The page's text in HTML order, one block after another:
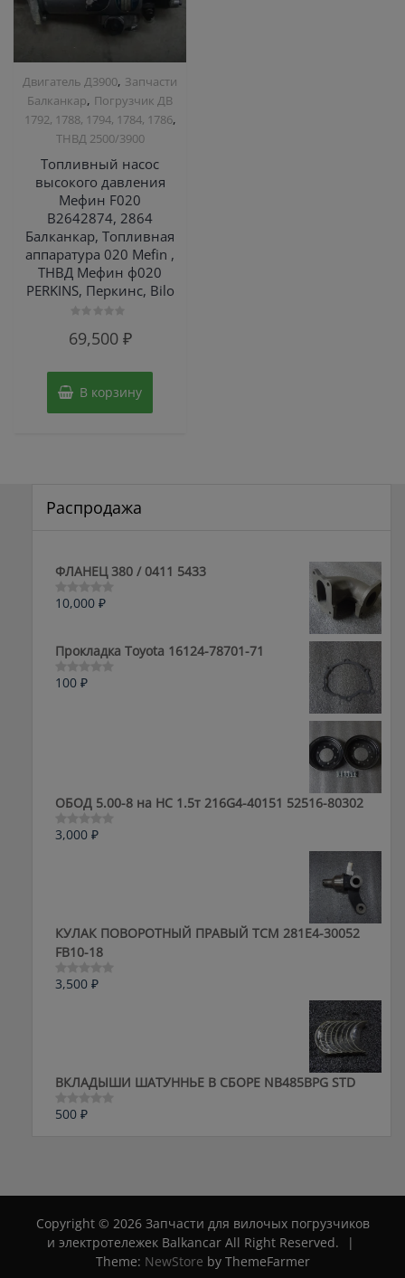
Двигатель Д3900, Запчасти
Балканкар, Погрузчик ДВ
1792, 1788, 1794, 1784, 1786,
ТНВД 2500/3900
Топливный насос
высокого давления
Мефин F020
B2642874, 2864
Балканкар, Топливная
аппаратура 020 Mefin ,
ТНВД Мефин ф020
PERKINS, Перкинс, Bilo
0
69,500 ₽
В корзину
Распродажа
ФЛАНЕЦ 380 / 0411 5433
Оценка
5
10,000 ₽
Прокладка Toyota 16124-78701-71
Оценка
100 ₽
ОБОД 5.00-8 на HC 1.5т 216G4-40151 52516-80302
Оценка
3,000 ₽
КУЛАК ПОВОРОТНЫЙ ПРАВЫЙ ТСМ 281E4-30052
FB10-18
Оценка
3,500 ₽
ВКЛАДЫШИ ШАТУННЬЕ В СБОРЕ NB485BPG STD
Оценка
500 ₽
Copyright © 2026 Запчасти для вилочых погрузчиков
и электротележек Balkancar All Right Reserved.
|
Theme: NewStore by ThemeFarmer